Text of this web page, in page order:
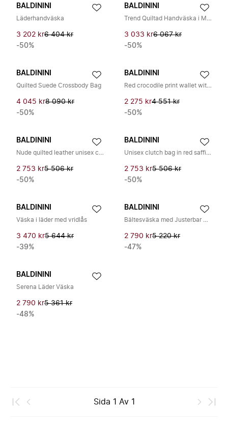
BALDININI
Läderhandväska
3 202 kr6 404 kr
-50%
BALDININI
Trend Quiltad Handväska i Mocka
3 033 kr6 067 kr
-50%
BALDININI
Quilted Suede Crossbody Bag
4 045 kr8 090 kr
-50%
BALDININI
Red crocodile print wallet with chain
2 275 kr4 551 kr
-50%
BALDININI
Nude quilted leather unisex clutch
2 753 kr5 506 kr
-50%
BALDININI
Unisex clutch bag in red saffiano
2 753 kr5 506 kr
-50%
BALDININI
Väska i läder med vridlås
3 470 kr5 644 kr
-39%
BALDININI
Bältesväska med Justerbar Rem
2 790 kr5 220 kr
-47%
BALDININI
Serena Läder Väska
2 790 kr5 361 kr
-48%
Sida 1 Av 1